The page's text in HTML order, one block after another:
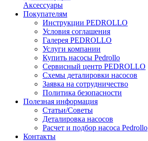
Аксессуары
Покупателям
Инструкции PEDROLLO
Условия соглашения
Галерея PEDROLLO
Услуги компании
Купить насосы Pedrollo
Сервисный центр PEDROLLO
Схемы деталировки насосов
Заявка на сотрудничество
Политика безопасности
Полезная информация
Статьи/Советы
Деталировка насосов
Расчет и подбор насоса Pedrollo
Контакты